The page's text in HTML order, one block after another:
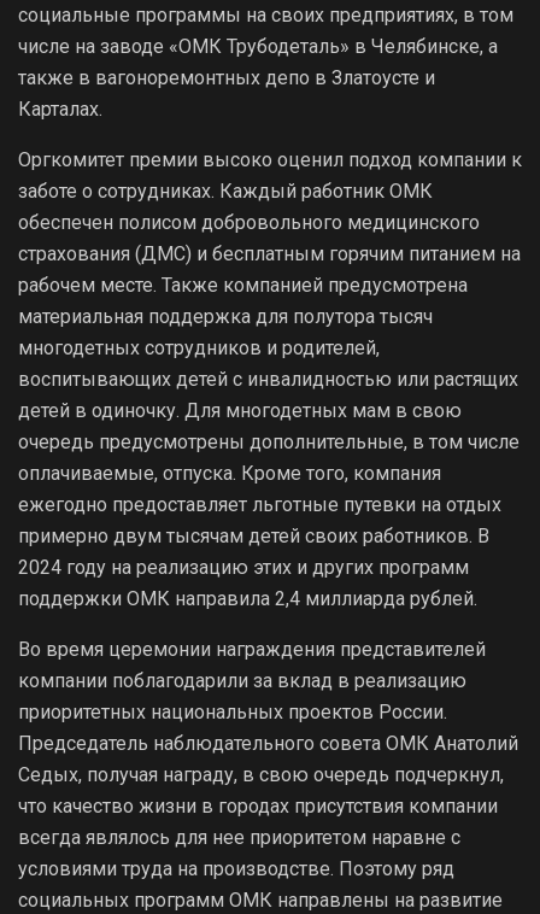
социальные программы на своих предприятиях, в том
числе на заводе «ОМК Трубодеталь» в Челябинске, а
также в вагоноремонтных депо в Златоусте и
Карталах.
Оргкомитет премии высоко оценил подход компании к
заботе о сотрудниках. Каждый работник ОМК
обеспечен полисом добровольного медицинского
страхования (ДМС) и бесплатным горячим питанием на
рабочем месте. Также компанией предусмотрена
материальная поддержка для полутора тысяч
многодетных сотрудников и родителей,
воспитывающих детей с инвалидностью или растящих
детей в одиночку. Для многодетных мам в свою
очередь предусмотрены дополнительные, в том числе
оплачиваемые, отпуска. Кроме того, компания
ежегодно предоставляет льготные путевки на отдых
примерно двум тысячам детей своих работников. В
2024 году на реализацию этих и других программ
поддержки ОМК направила 2,4 миллиарда рублей.
Во время церемонии награждения представителей
компании поблагодарили за вклад в реализацию
приоритетных национальных проектов России.
Председатель наблюдательного совета ОМК Анатолий
Седых, получая награду, в свою очередь подчеркнул,
что качество жизни в городах присутствия компании
всегда являлось для нее приоритетом наравне с
условиями труда на производстве. Поэтому ряд
социальных программ ОМК направлены на развитие